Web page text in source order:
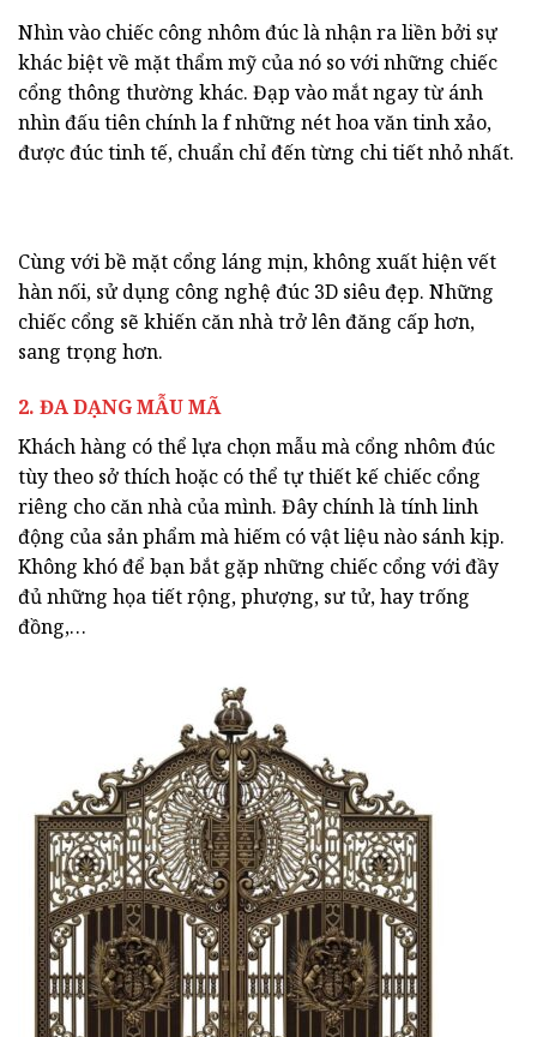
Nhìn vào chiếc công nhôm đúc là nhận ra liền bởi sự
khác biệt về mặt thẩm mỹ của nó so với những chiếc
cổng thông thường khác. Đạp vào mắt ngay từ ánh
nhìn đấu tiên chính la f những nét hoa văn tinh xảo,
được đúc tinh tế, chuẩn chỉ đến từng chi tiết nhỏ nhất.
Cùng với bề mặt cổng láng mịn, không xuất hiện vết
hàn nối, sử dụng công nghệ đúc 3D siêu đẹp. Những
chiếc cổng sẽ khiến căn nhà trở lên đăng cấp hơn,
sang trọng hơn.
2. ĐA DẠNG MẪU MÃ
Khách hàng có thể lựa chọn mẫu mà cổng nhôm đúc
tùy theo sở thích hoặc có thể tự thiết kế chiếc cổng
riêng cho căn nhà của mình. Đây chính là tính linh
động của sản phẩm mà hiếm có vật liệu nào sánh kịp.
Không khó để bạn bắt gặp những chiếc cổng với đầy
đủ những họa tiết rộng, phượng, sư tử, hay trống
đồng,…